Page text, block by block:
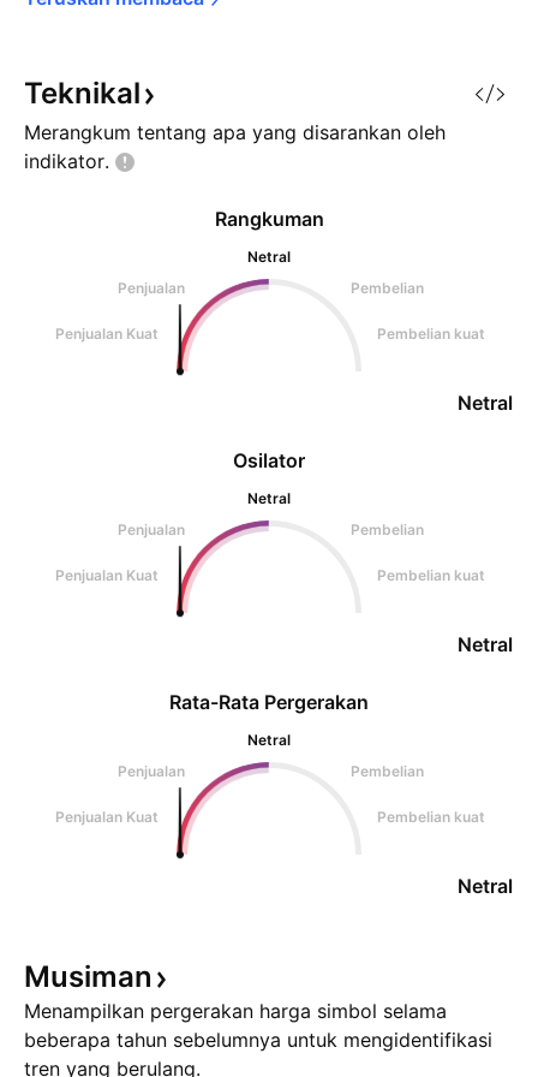
Teknikal
Merangkum tentang apa yang disarankan oleh
indikator.
Osilator
Netral
Penjualan
Pembelian
Penjualan Kuat Pembelian kuat
Netral
Rangkuman
Netral
Penjualan
Pembelian
Penjualan Kuat Pembelian kuat
Netral
Rata-Rata Pergerakan
Netral
Penjualan
Pembelian
Penjualan Kuat Pembelian kuat
Netral
Musiman
Menampilkan pergerakan harga simbol selama
beberapa tahun sebelumnya untuk mengidentifikasi
tren yang berulang.